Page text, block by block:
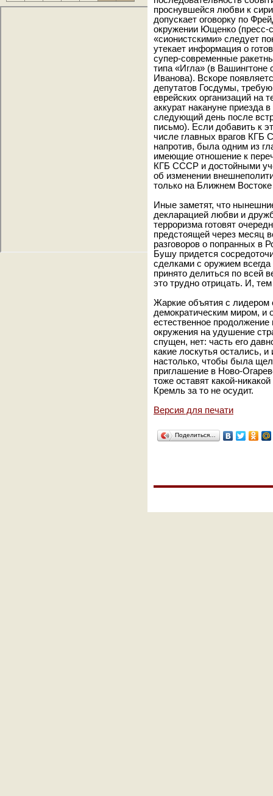
проснувшейся любви к
допускает оговорку по
окружении Ющенко (пресс-
«сионистскими» следует
утекает информация о
супер-современные
типа «Игла» (в Вашингтоне
Иванова). Вскоре
депутатов Госдумы,
еврейских организаций на
аккурат накануне приезда
следующий день после
письмо). Если добавить к
числе главных врагов
напротив, была одним из
имеющие отношение к
КГБ СССР и достойными
об изменении
только на Ближнем
Иные заметят, что
декларацией любви и
терроризма готовят
предстоящей через месяц
разговоров о попранных в
Бушу придется
сделками с оружием
принято делиться по всей
это трудно отрицать. И,
Жаркие объятия с лидером
демократическим миром,
естественное продолжение
окружения на удушение
спущен, нет: часть его
какие лоскутья остались, и
настолько, чтобы была
приглашение в Ново-
тоже оставят какой-
Кремль за то не осудит.
Версия для печати
Поделиться…